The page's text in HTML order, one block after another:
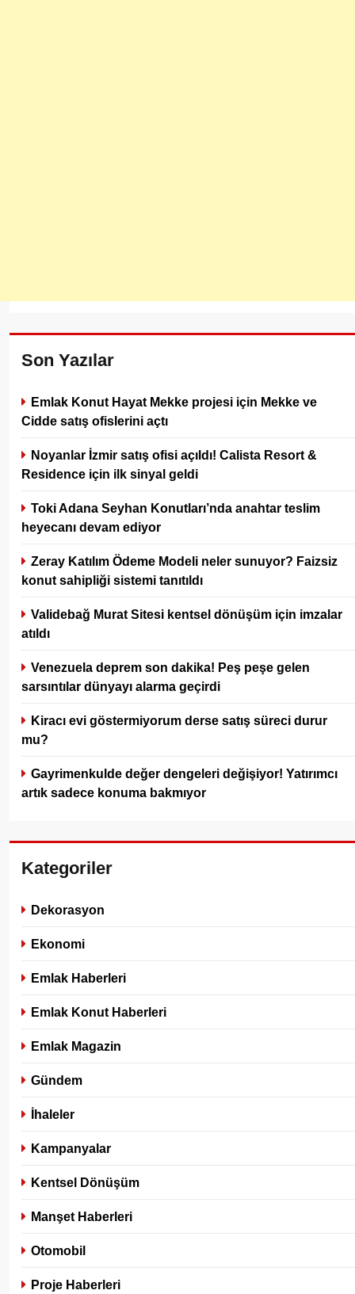
Son Yazılar
Emlak Konut Hayat Mekke projesi için Mekke ve
Cidde satış ofislerini açtı
Noyanlar İzmir satış ofisi açıldı! Calista Resort &
Residence için ilk sinyal geldi
Toki Adana Seyhan Konutları’nda anahtar teslim
heyecanı devam ediyor
Zeray Katılım Ödeme Modeli neler sunuyor? Faizsiz
konut sahipliği sistemi tanıtıldı
Validebağ Murat Sitesi kentsel dönüşüm için imzalar
atıldı
Venezuela deprem son dakika! Peş peşe gelen
sarsıntılar dünyayı alarma geçirdi
Kiracı evi göstermiyorum derse satış süreci durur
mu?
Gayrimenkulde değer dengeleri değişiyor! Yatırımcı
artık sadece konuma bakmıyor
Kategoriler
Dekorasyon
Ekonomi
Emlak Haberleri
Emlak Konut Haberleri
Emlak Magazin
Gündem
İhaleler
Kampanyalar
Kentsel Dönüşüm
Manşet Haberleri
Otomobil
Proje Haberleri